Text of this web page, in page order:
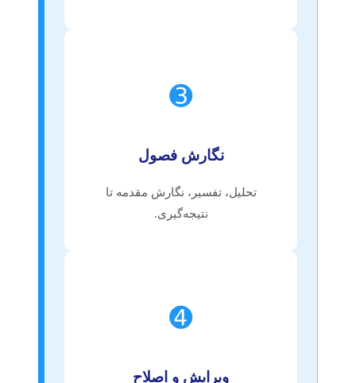
➌
نگارش فصول
تحلیل، تفسیر، نگارش مقدمه تا
نتیجه‌گیری.
➍
ویرایش و اصلاح